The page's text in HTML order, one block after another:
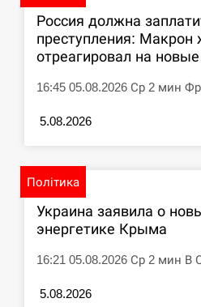
Россия должна
преступления: Макрон
отреагировал на
16:45 05.08.2026 Ср 2 мин
5.08.2026
Політика
Украина заявила о
энергетике Крыма
16:21 05.08.2026 Ср 2 мин В
5.08.2026